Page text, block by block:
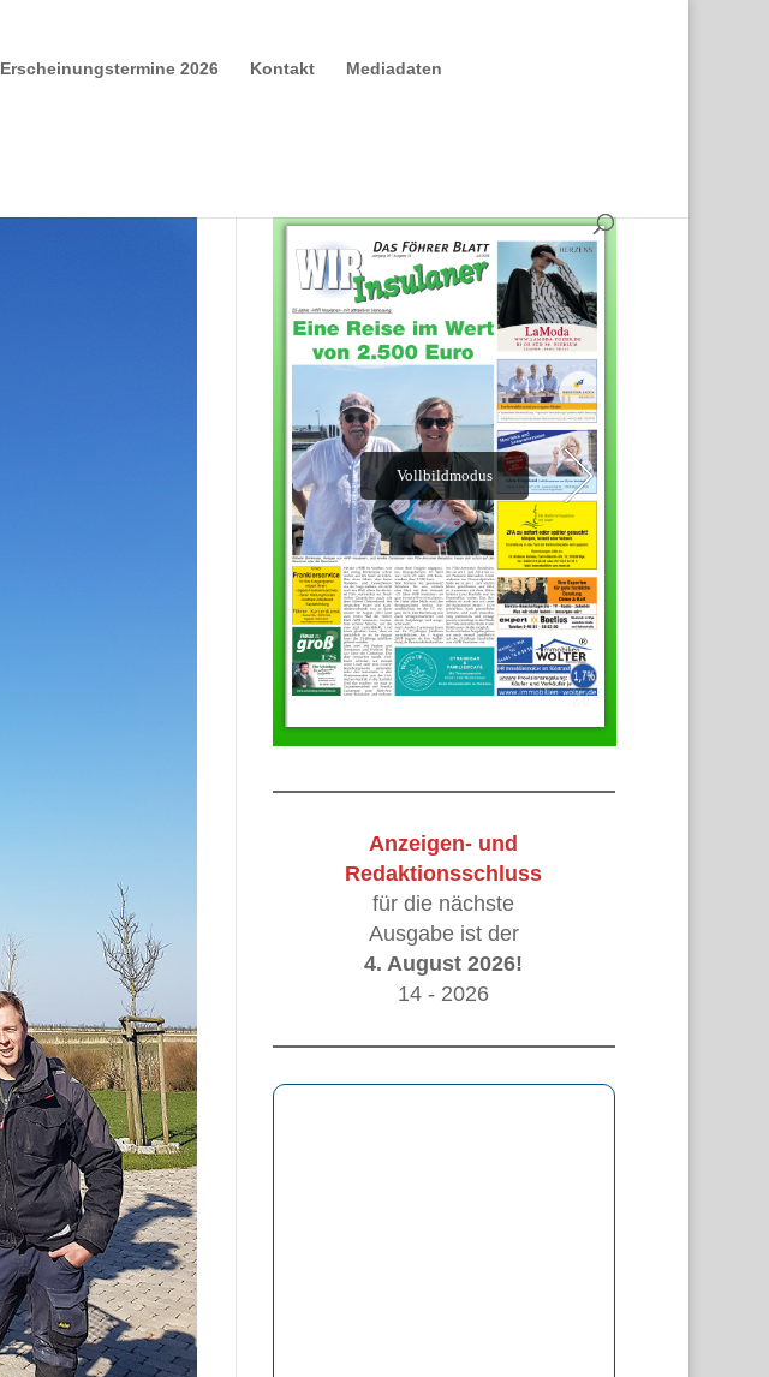
Erscheinungstermine 2026 Kontakt Mediadaten
Anzeigen- und
Redaktionsschluss
für die nächste
Ausgabe ist der
4. August 2026!
14 - 2026